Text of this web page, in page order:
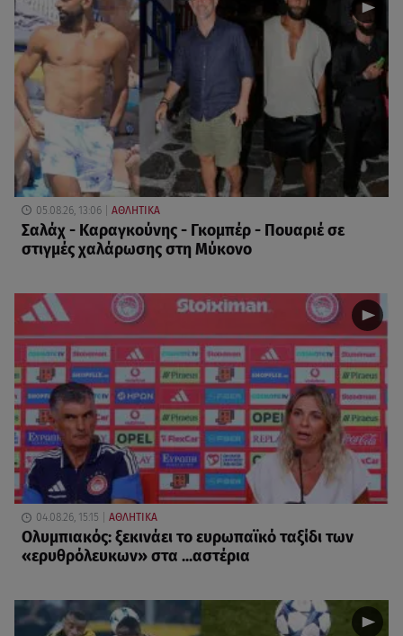
05.08.26, 13:06 ΑΘΛΗΤΙΚΑ
Σαλάχ - Καραγκούνης - Γκομπέρ - Πουαριέ σε
στιγμές χαλάρωσης στη Μύκονο
04.08.26, 15:15 ΑΘΛΗΤΙΚΑ
Ολυμπιακός: ξεκινάει το ευρωπαϊκό ταξίδι των
«ερυθρόλευκων» στα ...αστέρια